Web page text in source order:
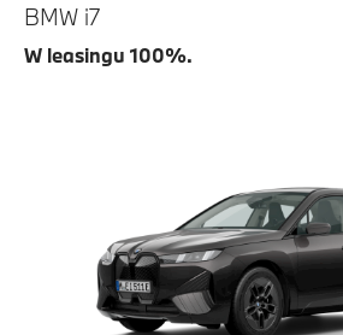
BMW i7
W leasingu 100%.